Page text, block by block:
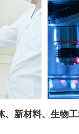
、新材料、生物